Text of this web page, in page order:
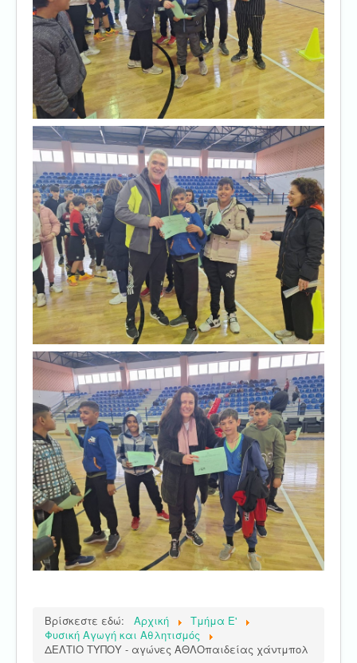
Βρίσκεστε εδώ: Αρχική
Τμήμα E'
Φυσική Αγωγή και Αθλητισμός
ΔΕΛΤΙΟ ΤΥΠΟΥ - αγώνες ΑΘΛΟπαιδείας χάντμπολ